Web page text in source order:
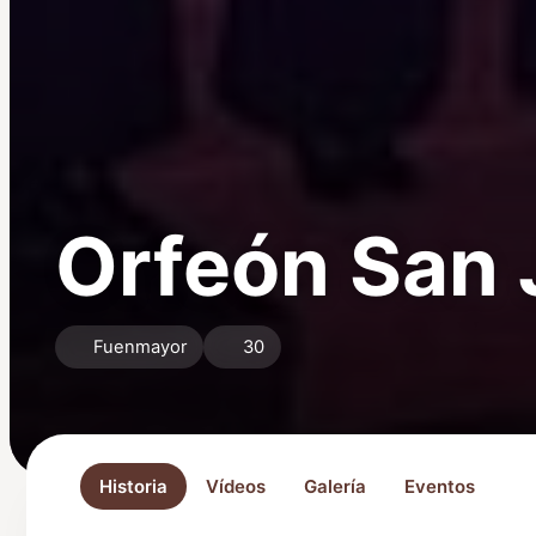
Orfeón San
Fuenmayor 30
Historia Vídeos Galería Eventos